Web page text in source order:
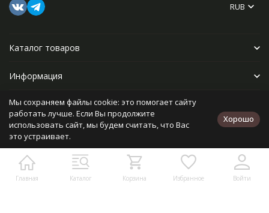
Главная Каталог Корзина Избранное Войти
RUB
Каталог товаров
Информация
Прочее
Политика персональных данных
Разработано в
bodysite.ru
Мы сохраняем файлы cookie: это помогает сайту
работать лучше. Если Вы продолжите
использовать сайт, мы будем считать, что Вас
это устраивает.
Хорошо